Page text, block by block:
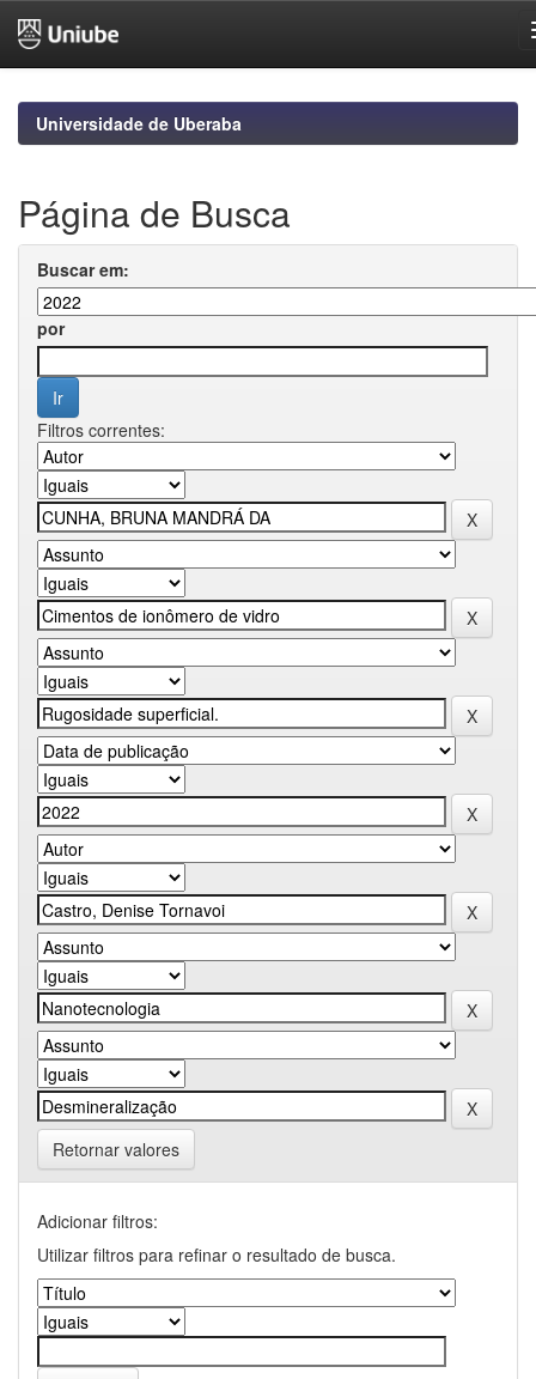
navigationUniversidade de Uberaba
Página de Busca
Buscar em:
por
Filtros correntes:
Retornar valores
Adicionar filtros:
Utilizar filtros para refinar o resultado de busca.